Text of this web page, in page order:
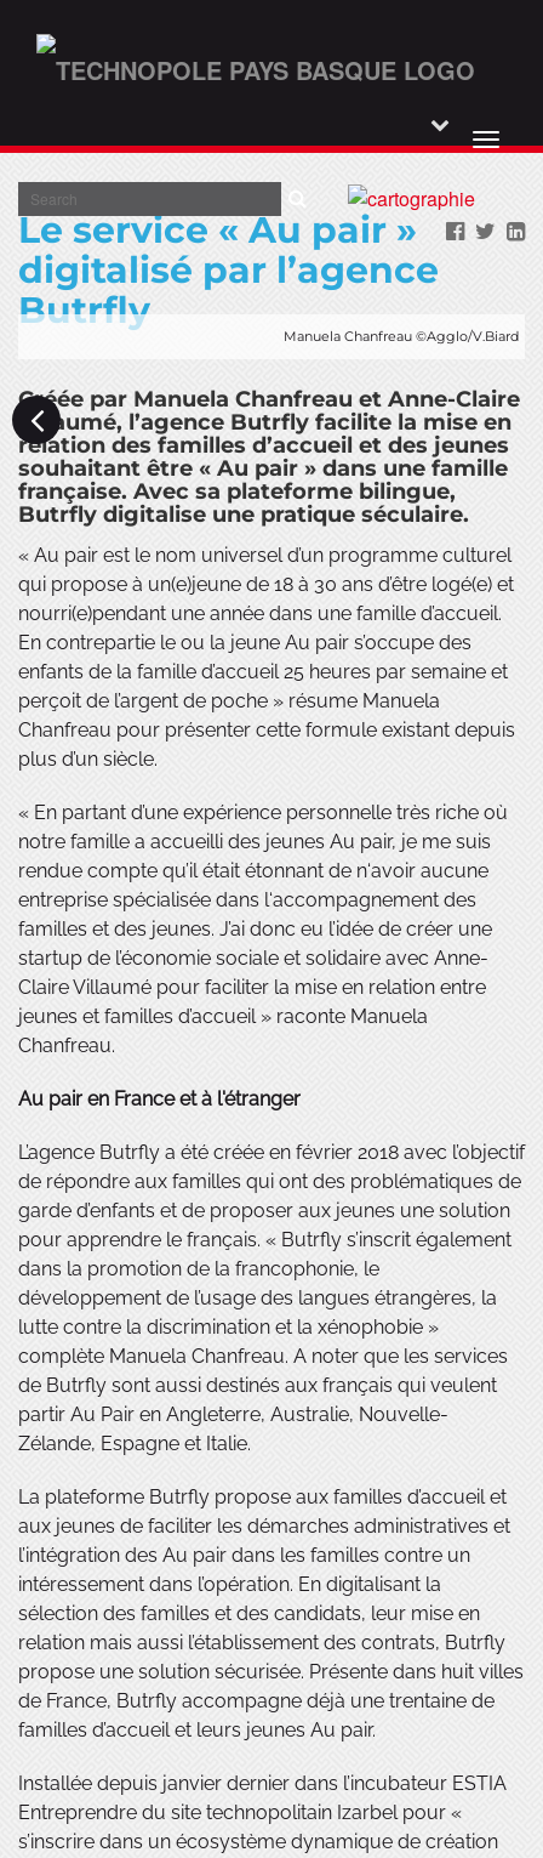
main
content
Toggle
Search
Le service « Au pair »
digitalisé par l’agence
Butrfly
Manuela Chanfreau ©Agglo/V.Biard
Créée par Manuela Chanfreau et Anne-Claire
Villaumé, l’agence Butrfly facilite la mise en
relation des familles d’accueil et des jeunes
souhaitant être « Au pair » dans une famille
française. Avec sa plateforme bilingue,
Butrfly digitalise une pratique séculaire.
« Au pair est le nom universel d’un programme culturel
qui propose à un(e)jeune de 18 à 30 ans d’être logé(e) et
nourri(e)pendant une année dans une famille d’accueil.
En contrepartie le ou la jeune Au pair s’occupe des
enfants de la famille d’accueil 25 heures par semaine et
perçoit de l’argent de poche » résume Manuela
Chanfreau pour présenter cette formule existant depuis
plus d’un siècle.
« En partant d’une expérience personnelle très riche où
notre famille a accueilli des jeunes Au pair, je me suis
rendue compte qu’il était étonnant de n‘avoir aucune
entreprise spécialisée dans l‘accompagnement des
familles et des jeunes. J’ai donc eu l’idée de créer une
startup de l’économie sociale et solidaire avec Anne-
Claire Villaumé pour faciliter la mise en relation entre
jeunes et familles d’accueil » raconte Manuela
Chanfreau.
Au pair en France et à l'étranger
L’agence Butrfly a été créée en février 2018 avec l’objectif
de répondre aux familles qui ont des problématiques de
garde d’enfants et de proposer aux jeunes une solution
pour apprendre le français. « Butrfly s’inscrit également
dans la promotion de la francophonie, le
développement de l’usage des langues étrangères, la
lutte contre la discrimination et la xénophobie »
complète Manuela Chanfreau. A noter que les services
de Butrfly sont aussi destinés aux français qui veulent
partir Au Pair en Angleterre, Australie, Nouvelle-
Zélande, Espagne et Italie.
La plateforme Butrfly propose aux familles d’accueil et
aux jeunes de faciliter les démarches administratives et
l’intégration des Au pair dans les familles contre un
intéressement dans l’opération. En digitalisant la
sélection des familles et des candidats, leur mise en
relation mais aussi l’établissement des contrats, Butrfly
propose une solution sécurisée. Présente dans huit villes
de France, Butrfly accompagne déjà une trentaine de
familles d’accueil et leurs jeunes Au pair.
Installée depuis janvier dernier dans l’incubateur ESTIA
Entreprendre du site technopolitain Izarbel pour «
s’inscrire dans un écosystème dynamique de création